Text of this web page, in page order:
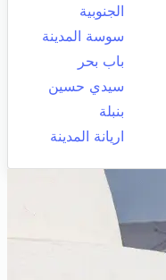
الجنوبية
سوسة المدينة
باب بحر
سيدي حسين
بنبلة
اريانة المدينة